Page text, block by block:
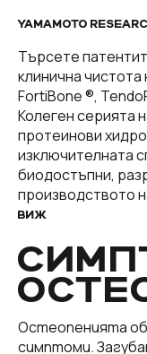
YAMAMOTO
Търсете
клинична чистота
FortiBone ®,
Колеген серията
протеинови
изключителната
биодостъпни,
производството
ВИЖ
Остеопенията
симптоми.